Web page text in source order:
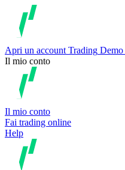
Apri un account Trading Demo
Il mio conto
Il mio conto
Fai trading online
Help